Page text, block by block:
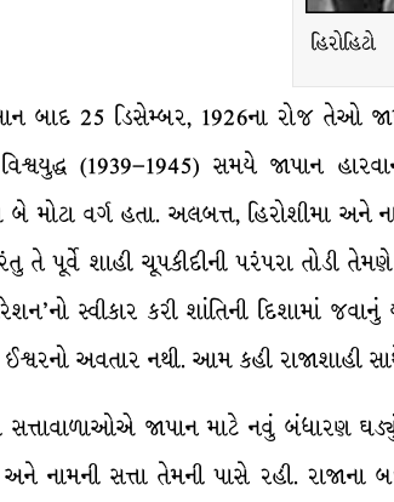
હિરોહિટો
બાદ 25 ડિસેમ્બર, 1926ના રોજ તેઓ
(1939–1945) સમયે જાપાન
મોટા વર્ગ હતા. અલબત્ત, હિરોશીમા અને
તે પૂર્વે શાહી ચૂપકીદીની પરંપરા તોડી
સ્વીકાર કરી શાંતિની દિશામાં
અવતાર નથી. આમ કહી રાજાશાહી
જાપાન માટે નવું બંધારણ
નામની સત્તા તેમની પાસે રહી. રાજાના